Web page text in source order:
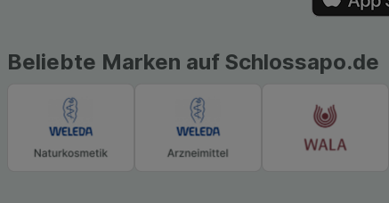
Beliebte Marken auf Schlossapo.de